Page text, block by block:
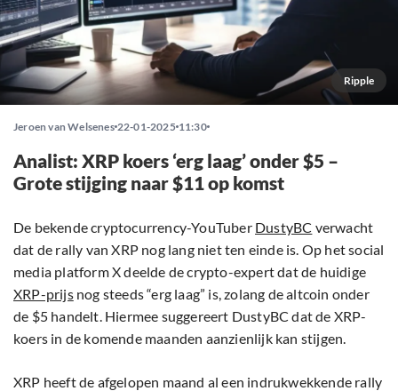
Ripple
Jeroen van Welsenes 22-01-2025 11:30
Analist: XRP koers ‘erg laag’ onder $5 –
Grote stijging naar $11 op komst
De bekende cryptocurrency-YouTuber DustyBC verwacht
dat de rally van XRP nog lang niet ten einde is. Op het social
media platform X deelde de crypto-expert dat de huidige
XRP-prijsnog steeds “erg laag” is, zolang de altcoin onder
de $5 handelt. Hiermee suggereert DustyBC dat de XRP-
koers in de komende maanden aanzienlijk kan stijgen.
XRP heeft de afgelopen maand al een indrukwekkende rally